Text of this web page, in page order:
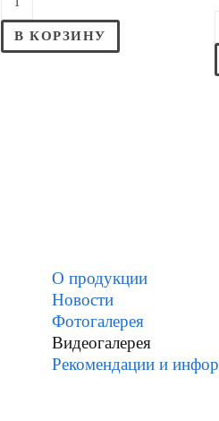
В КОРЗИНУ
О продукции
Новости
Фотогалерея
Видеогалерея
Рекомендации и